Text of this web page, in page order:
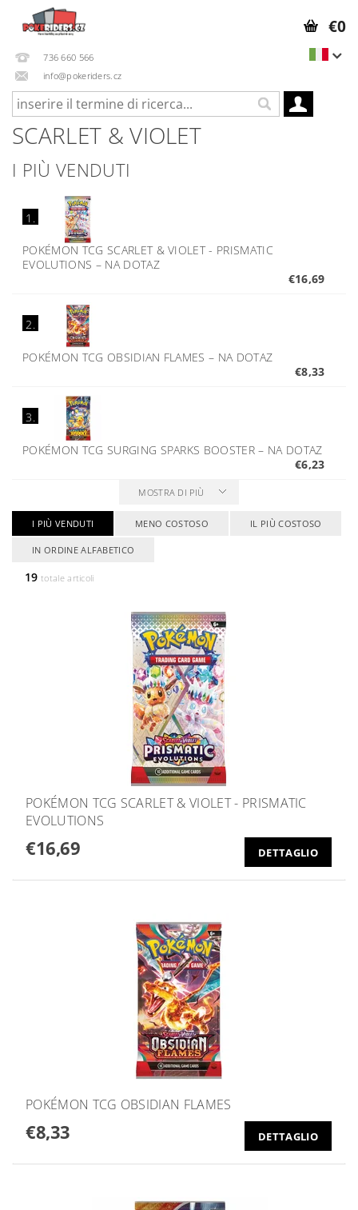
736 660 566
info@pokeriders.cz
€0
SCARLET & VIOLET
I PIÙ VENDUTI
1.
POKÉMON TCG SCARLET & VIOLET - PRISMATIC
EVOLUTIONS – NA DOTAZ
€16,69
2.
POKÉMON TCG OBSIDIAN FLAMES– NA DOTAZ
€8,33
3.
POKÉMON TCG SURGING SPARKS BOOSTER– NA DOTAZ
€6,23
MOSTRA DI PIÙ
I PIÙ VENDUTI MENO COSTOSO IL PIÙ COSTOSO
IN ORDINE ALFABETICO
19 totale articoli
POKÉMON TCG SCARLET & VIOLET - PRISMATIC
EVOLUTIONS
€16,69 DETTAGLIO
POKÉMON TCG OBSIDIAN FLAMES
€8,33 DETTAGLIO